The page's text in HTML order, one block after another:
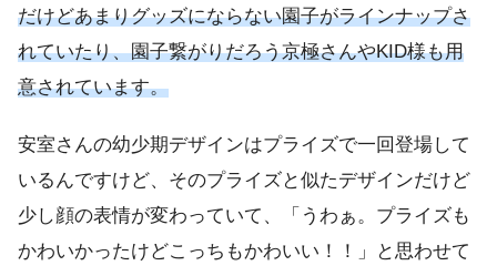
だけどあまりグッズにならない園子がラインナップさ
れていたり、園子繋がりだろう京極さんやKID様も用
意されています。
安室さんの幼少期デザインはプライズで一回登場して
いるんですけど、そのプライズと似たデザインだけど
少し顔の表情が変わっていて、「うわぁ。プライズも
かわいかったけどこっちもかわいい！！」と思わせて